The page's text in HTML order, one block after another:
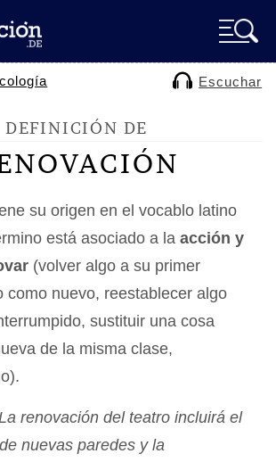
Escuchar
DEFINICIÓN DE
su origen en el vocablo latino
está asociado a la acción y
(volver algo a su primer
como nuevo, reestablecer algo
sustituir una cosa
de la misma clase,
renovación del teatro incluirá el
nuevas paredes y la